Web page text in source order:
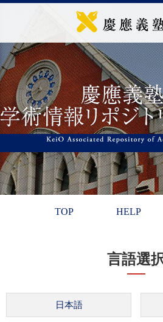
TOP HELP
言語選